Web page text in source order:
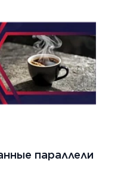
параллели